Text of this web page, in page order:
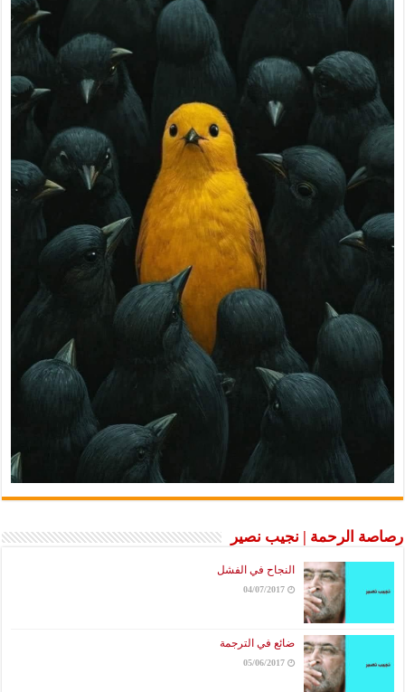
رصاصة الرحمة | نجيب نصير
النجاح في الفشل
04/07/2017
ضائع في الترجمة
05/06/2017